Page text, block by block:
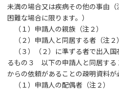
未満の場合又は疾病その他の事由
困難な場合に限ります。）
（１）申請人の親族（注２）
（２）申請人と同居する者（注２）
（３）（２）に準ずる者で出入国
るもの３ 以下の申請人と同居する
からの依頼があることの疎明資料が
（１）申請人の配偶者（注２）